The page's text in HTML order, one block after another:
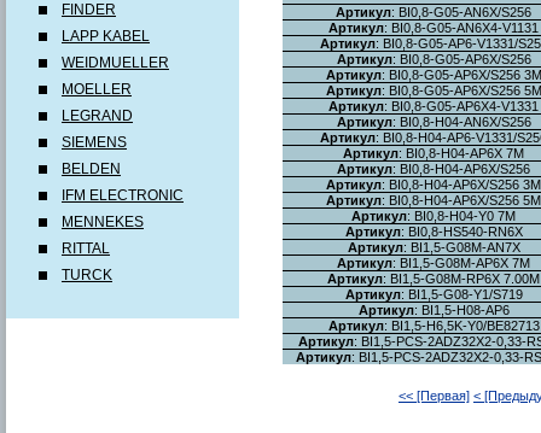
FINDER
LAPP KABEL
WEIDMUELLER
MOELLER
LEGRAND
SIEMENS
BELDEN
IFM ELECTRONIC
MENNEKES
RITTAL
TURCK
Артикул: BI0,8-G05-AN6X/S256
Артикул: BI0,8-G05-AN6X4-V1131
Артикул: BI0,8-G05-AP6-V1331/
Артикул: BI0,8-G05-AP6X/S256
Артикул: BI0,8-G05-AP6X/S256 3M
Артикул: BI0,8-G05-AP6X/S256 5M
Артикул: BI0,8-G05-AP6X4-V1331
Артикул: BI0,8-H04-AN6X/S256
Артикул: BI0,8-H04-AP6-V1331/
Артикул: BI0,8-H04-AP6X 7M
Артикул: BI0,8-H04-AP6X/S256
Артикул: BI0,8-H04-AP6X/S256 3M
Артикул: BI0,8-H04-AP6X/S256 5M
Артикул: BI0,8-H04-Y0 7M
Артикул: BI0,8-HS540-RN6X
Артикул: BI1,5-G08M-AN7X
Артикул: BI1,5-G08M-AP6X 7M
Артикул: BI1,5-G08M-RP6X 7.00M
Артикул: BI1,5-G08-Y1/S719
Артикул: BI1,5-H08-AP6
Артикул: BI1,5-H6,5K-Y0/BE82713
Артикул: BI1,5-PCS-2ADZ32X2-0,33-
Артикул: BI1,5-PCS-2ADZ32X2-0,33-
<< [Первая] <